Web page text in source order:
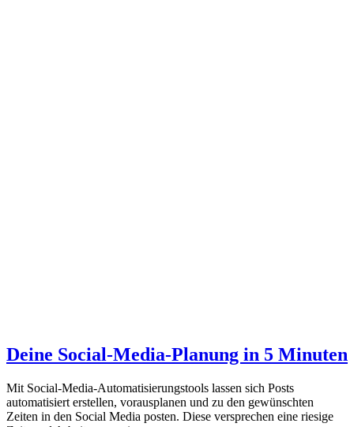
Deine Social-Media-Planung in 5 Minuten
Mit Social-Media-Automatisierungstools lassen sich Posts
automatisiert erstellen, vorausplanen und zu den gewünschten
Zeiten in den Social Media posten. Diese versprechen eine riesige